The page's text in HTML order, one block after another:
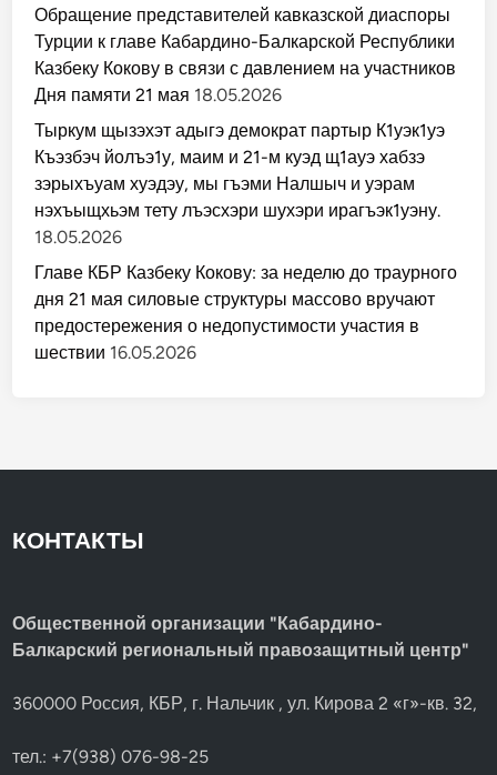
Обращение представителей кавказской диаспоры
Турции к главе Кабардино-Балкарской Республики
Казбеку Кокову в связи с давлением на участников
Дня памяти 21 мая 18.05.2026
Тыркум щызэхэт адыгэ демократ партыр К1уэк1уэ
Къэзбэч йолъэ1у, маим и 21-м куэд щ1ауэ хабзэ
зэрыхъуам хуэдэу, мы гъэми Налшыч и уэрам
нэхъыщхьэм тету лъэсхэри шухэри ирагъэк1уэну.
18.05.2026
Главе КБР Казбеку Кокову: за неделю до траурного
дня 21 мая силовые структуры массово вручают
предостережения о недопустимости участия в
шествии 16.05.2026
КОНТАКТЫ
Общественной организации "Кабардино-
Балкарский региональный правозащитный центр"
360000 Россия, КБР, г. Нальчик , ул. Кирова 2 «г»-кв. 32,
тел.: +7(938) 076-98-25